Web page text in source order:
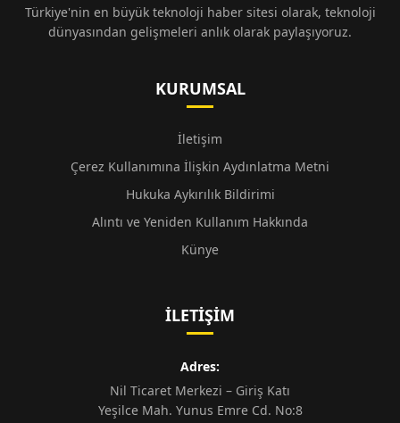
Türkiye'nin en büyük teknoloji haber sitesi olarak, teknoloji
dünyasından gelişmeleri anlık olarak paylaşıyoruz.
KURUMSAL
İletişim
Çerez Kullanımına İlişkin Aydınlatma Metni
Hukuka Aykırılık Bildirimi
Alıntı ve Yeniden Kullanım Hakkında
Künye
İLETIŞIM
Adres:
Nil Ticaret Merkezi – Giriş Katı
Yeşilce Mah. Yunus Emre Cd. No:8